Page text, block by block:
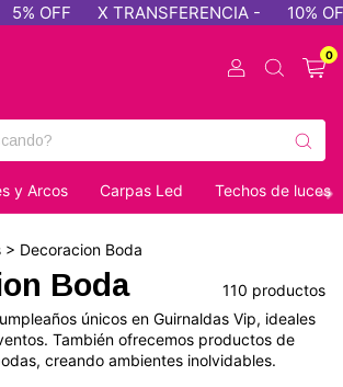
X TRANSFERENCIA - 10% OFF - PAGO
0
y Arcos Carpas Led Techos de luces
> Decoracion Boda
Boda
110 productos
únicos en Guirnaldas Vip, ideales
También ofrecemos productos de
creando ambientes inolvidables.